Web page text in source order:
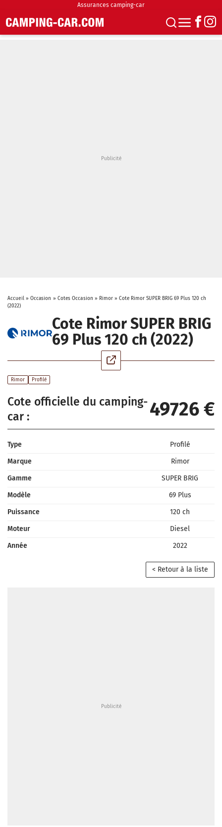
Assurances camping-car
Accueil» Occasion » Cotes Occasion » Rimor »Cote Rimor SUPER BRIG 69 Plus 120 ch
(2022)
Cote Rimor SUPER BRIG
69 Plus 120 ch (2022)
Rimor Profilé
Cote officielle du camping-
car :
49726 €
Type
Profilé
Marque
Rimor
Gamme
SUPER BRIG
Modèle
69 Plus
Puissance
120 ch
Moteur
Diesel
Année
2022
< Retour à la liste